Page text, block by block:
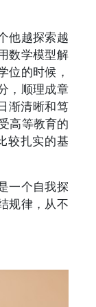
他越探索越
数学模型解
位的时候，
，顺理成章
渐清晰和笃
高等教育的
较扎实的基
一个自我探
规律，从不